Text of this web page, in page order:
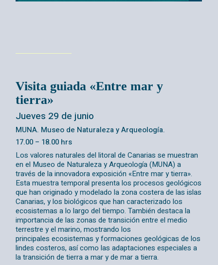
Visita guiada «Entre mar y
tierra»
Jueves 29 de junio
MUNA. Museo de Naturaleza y Arqueología.
17.00 – 18.00 hrs
Los valores naturales del litoral de Canarias se muestran
en el Museo de Naturaleza y Arqueología (MUNA) a
través de la innovadora exposición «Entre mar y tierra».
Esta muestra temporal presenta los procesos geológicos
que han originado y modelado la zona costera de las islas
Canarias, y los biológicos que han caracterizado los
ecosistemas a lo largo del tiempo. También destaca la
importancia de las zonas de transición entre el medio
terrestre y el marino, mostrando los
principales ecosistemas y formaciones geológicas de los
lindes costeros, así como las adaptaciones especiales a
la transición de tierra a mar y de mar a tierra.